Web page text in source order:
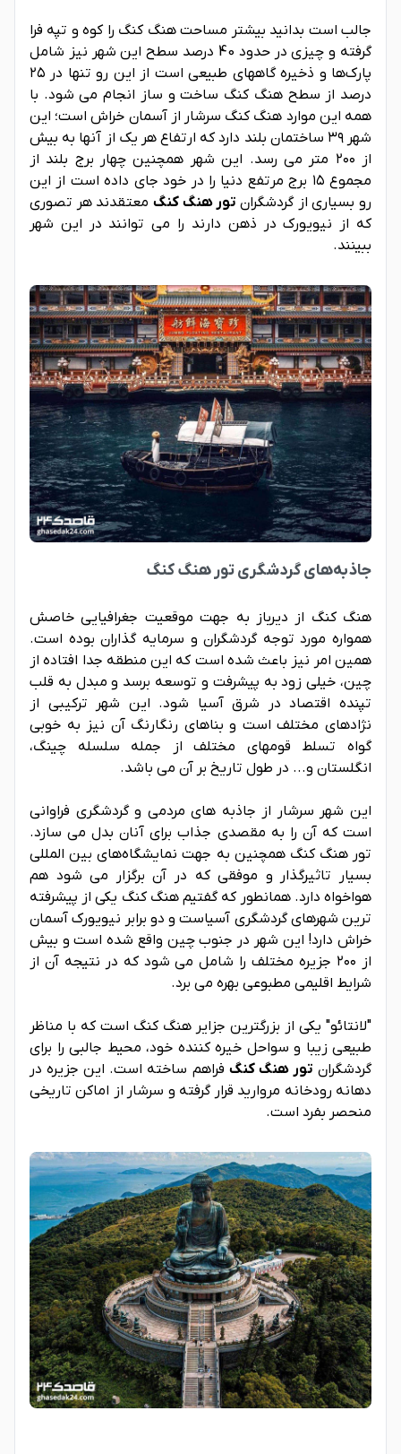
جالب است بدانید بیشتر مساحت هنگ کنگ را کوه و تپه فرا
گرفته و چیزی در حدود 40 درصد سطح این شهر نیز شامل
پارک‌ها و ذخیره گاههای طبیعی است از این رو تنها در ۲۵
درصد از سطح هنگ کنگ ساخت و ساز انجام می شود. با
همه این موارد هنگ کنگ سرشار از آسمان خراش است؛ این
شهر ۳۹ ساختمان بلند دارد که ارتفاع هر یک از آنها به بیش
از ۲۰۰ متر می رسد. این شهر همچنین چهار برج بلند از
مجموع ۱۵ برج مرتفع دنیا را در خود جای داده است از این
رو بسیاری از گردشگران تور هنگ کنگ معتقدند هر تصوری
که از نیویورک در ذهن دارند را می توانند در این شهر
ببینند.
جاذبه‌های گردشگری تور هنگ کنگ
هنگ کنگ از دیرباز به جهت موقعیت جغرافیایی خاصش
همواره مورد توجه گردشگران و سرمایه گذاران بوده است.
همین امر نیز باعث شده است که این منطقه جدا افتاده از
چین، خیلی زود به پیشرفت و توسعه برسد و مبدل به قلب
تپنده اقتصاد در شرق آسیا شود. این شهر ترکیبی از
نژادهای مختلف است و بناهای رنگارنگ آن نیز به خوبی
گواه تسلط قومهای مختلف از جمله سلسله چینگ،
انگلستان و... در طول تاریخ بر آن می باشد.
این شهر سرشار از جاذبه های مردمی و گردشگری فراوانی
است که آن را به مقصدی جذاب برای آنان بدل می سازد.
تور هنگ کنگ همچنین به جهت نمایشگاه‌های بین المللی
بسیار تاثیرگذار و موفقی که در آن برگزار می شود هم
هواخواه دارد. همانطور که گفتیم هنگ کنگ یکی از پیشرفته
ترین شهرهای گردشگری آسیاست و دو برابر نیویورک آسمان
خراش دارد! این شهر در جنوب چین واقع شده است و بیش
از ۲۰۰ جزیره مختلف را شامل می شود که در نتیجه آن از
شرایط اقلیمی مطبوعی بهره می برد.
"لانتائو" یکی از بزرگترین جزایر هنگ کنگ است که با مناظر
طبیعی زیبا و سواحل خیره کننده خود، محیط جالبی را برای
گردشگران تور هنگ کنگ فراهم ساخته است. این جزیره در
دهانه رودخانه مروارید قرار گرفته و سرشار از اماکن تاریخی
منحصر بفرد است.